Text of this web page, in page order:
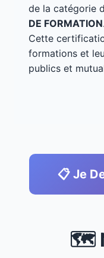
de la catégorie
DE FORMATION.
Cette
formations et
publics et
📋 Je
🗺️